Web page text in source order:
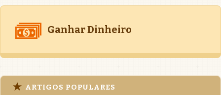
Ganhar Dinheiro
ARTIGOS POPULARES